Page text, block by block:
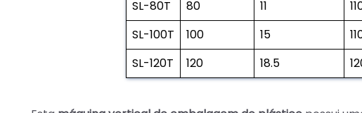
SL-80T
80 11
SL-100T
100 15
SL-120T
120 18.5